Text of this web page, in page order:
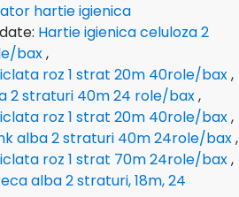
hartie igienica
Hartie igienica celuloza 2
bax,
roz 1 strat 20m 40role/bax,
2 straturi 40m 24 role/bax,
roz 1 strat 20m 40role/bax,
alba 2 straturi 40m 24role/bax,
roz 1 strat 70m 24role/bax,
alba 2 straturi, 18m, 24